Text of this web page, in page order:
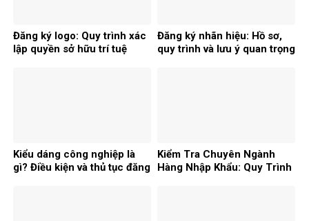
Đăng ký logo: Quy trình xác
lập quyền sở hữu trí tuệ
Đăng ký nhãn hiệu: Hồ sơ,
quy trình và lưu ý quan trọng
Kiểu dáng công nghiệp là
gì? Điều kiện và thủ tục đăng
Kiểm Tra Chuyên Ngành
Hàng Nhập Khẩu: Quy Trình